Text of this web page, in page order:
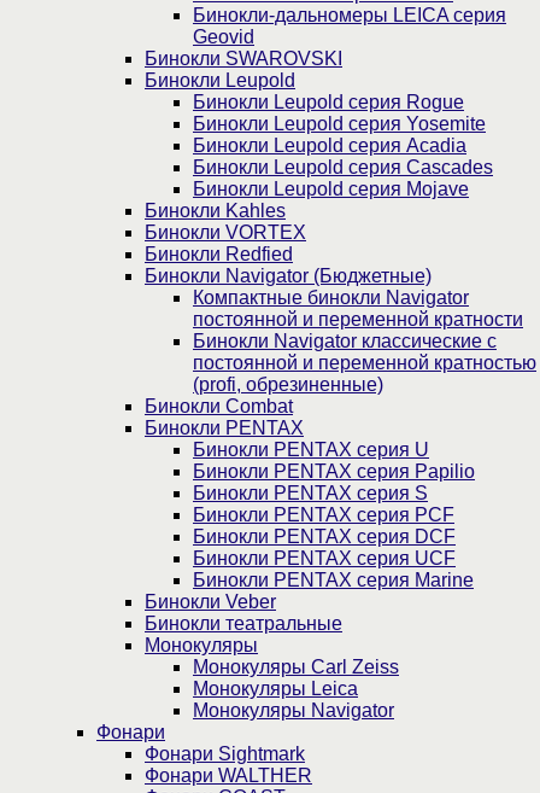
Бинокли-дальномеры LEICA серия
Geovid
Бинокли SWAROVSKI
Бинокли Leupold
Бинокли Leupold серия Rogue
Бинокли Leupold серия Yosemite
Бинокли Leupold серия Acadia
Бинокли Leupold серия Cascades
Бинокли Leupold серия Mojave
Бинокли Kahles
Бинокли VORTEX
Бинокли Redfied
Бинокли Navigator (Бюджетные)
Компактные бинокли Navigator
постоянной и переменной кратности
Бинокли Navigator классические с
постоянной и переменной кратностью
(profi, обрезиненные)
Бинокли Combat
Бинокли PENTAX
Бинокли PENTAX серия U
Бинокли PENTAX серия Papilio
Бинокли PENTAX серия S
Бинокли PENTAX серия PCF
Бинокли PENTAX серия DCF
Бинокли PENTAX серия UCF
Бинокли PENTAX серия Marine
Бинокли Veber
Бинокли театральные
Монокуляры
Монокуляры Carl Zeiss
Монокуляры Leica
Монокуляры Navigator
Фонари
Фонари Sightmark
Фонари WALTHER